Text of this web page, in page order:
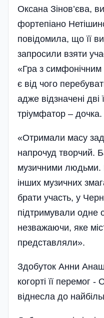
Оксана Зінов’єва,
фортепіано
повідомила, що її
запросили взяти
«Гра з симфонічним
є від чого
адже відзначені дві
тріумфатор – дочка.
«Отримали масу
напрочуд творчий.
музичними людьми.
інших музичних
брати участь, у
підтримували одне
незважаючи, яке
представляли».
Здобуток Анни
когорті її перемог -
віднесла до